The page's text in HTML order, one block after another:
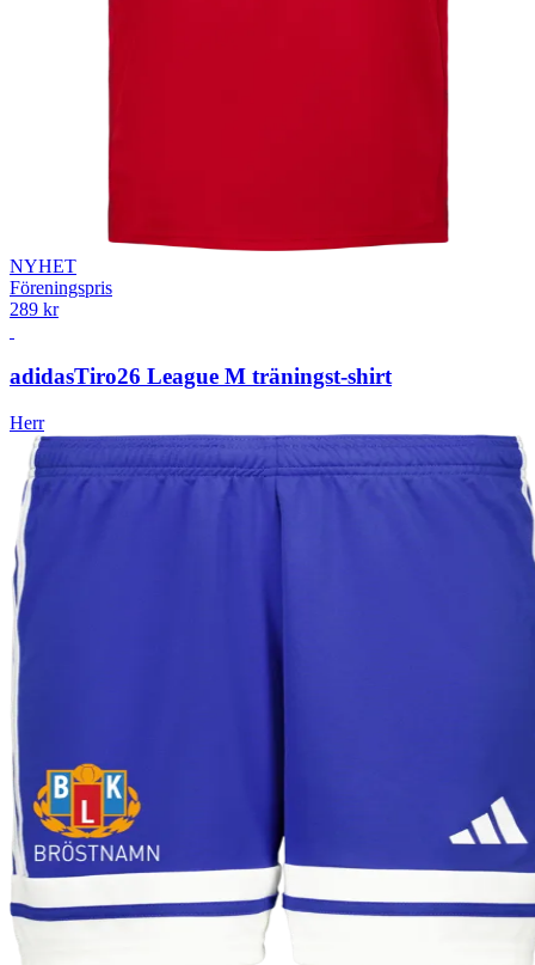
NYHET
Föreningspris
289 kr
adidasTiro26 League M träningst-shirt
Herr